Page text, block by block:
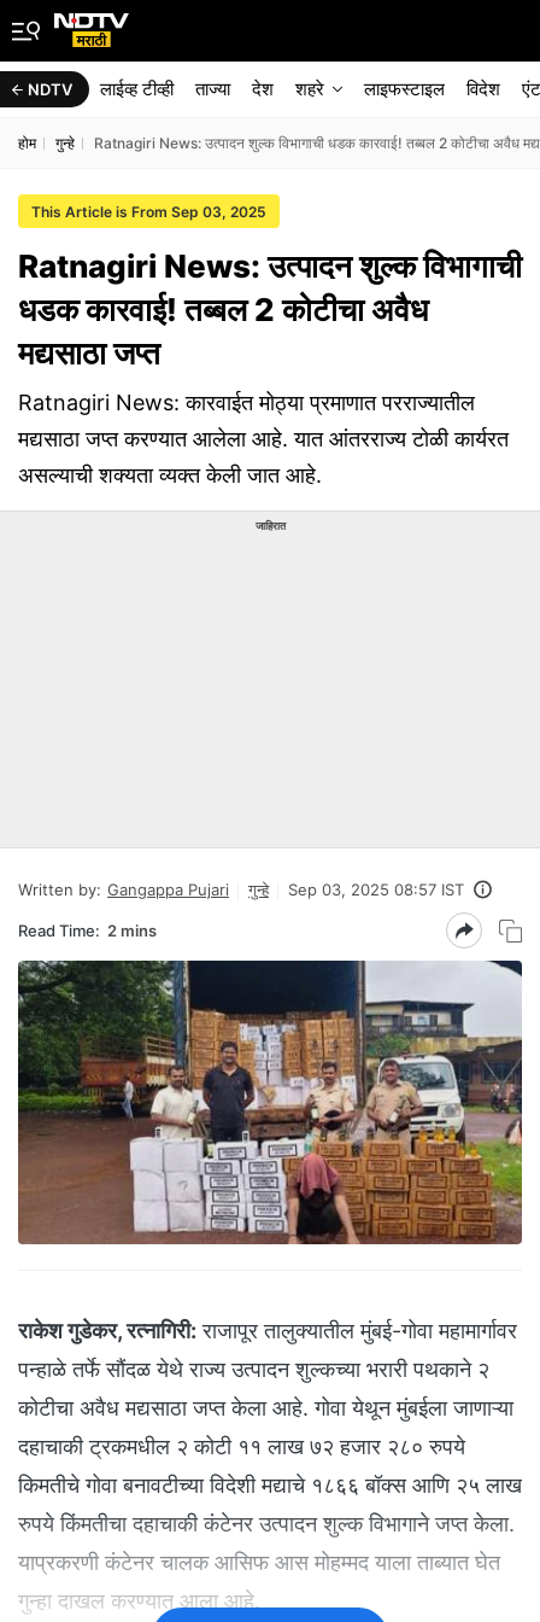
NDTV लाईव्ह टीव्ही ताज्या देश शहरे लाइफस्टाइल विदेश
होम गुन्हे Ratnagiri News: उत्पादन शुल्क विभागाची धडक कारवाई! तब्बल 2 कोटीचा अवैध
This Article is From Sep 03, 2025
Ratnagiri News: उत्पादन शुल्क विभागाची
धडक कारवाई! तब्बल 2 कोटीचा अवैध
मद्यसाठा जप्त
Ratnagiri News: कारवाईत मोठ्या प्रमाणात परराज्यातील
मद्यसाठा जप्त करण्यात आलेला आहे. यात आंतरराज्य टोळी कार्यरत
असल्याची शक्यता व्यक्त केली जात आहे.
जाहिरात
Written by: Gangappa Pujari गुन्हे Sep 03, 2025 08:57 IST
Read Time: 2 mins
राकेश गुडेकर, रत्नागिरी: राजापूर तालुक्यातील मुंबई-गोवा महामार्गावर
पन्हाळे तर्फे सौंदळ येथे राज्य उत्पादन शुल्कच्या भरारी पथकाने २
कोटीचा अवैध मद्यसाठा जप्त केला आहे. गोवा येथून मुंबईला जाणाऱ्या
दहाचाकी ट्रकमधील २ कोटी ११ लाख ७२ हजार २८० रुपये
किमतीचे गोवा बनावटीच्या विदेशी मद्याचे १८६६ बॉक्स आणि २५ लाख
रुपये किंमतीचा दहाचाकी कंटेनर उत्पादन शुल्क विभागाने जप्त केला.
याप्रकरणी कंटेनर चालक आसिफ आस मोहम्मद याला ताब्यात घेत
गुन्हा दाखल करण्यात आला आहे.